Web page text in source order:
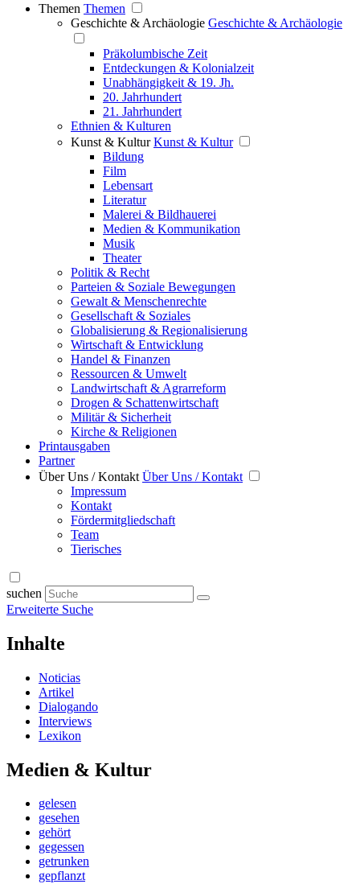
Themen Themen
Geschichte & Archäologie Geschichte & Archäologie
Präkolumbische Zeit
Entdeckungen & Kolonialzeit
Unabhängigkeit & 19. Jh.
20. Jahrhundert
21. Jahrhundert
Ethnien & Kulturen
Kunst & Kultur Kunst & Kultur
Bildung
Film
Lebensart
Literatur
Malerei & Bildhauerei
Medien & Kommunikation
Musik
Theater
Politik & Recht
Parteien & Soziale Bewegungen
Gewalt & Menschenrechte
Gesellschaft & Soziales
Globalisierung & Regionalisierung
Wirtschaft & Entwicklung
Handel & Finanzen
Ressourcen & Umwelt
Landwirtschaft & Agrarreform
Drogen & Schattenwirtschaft
Militär & Sicherheit
Kirche & Religionen
Printausgaben
Partner
Über Uns / Kontakt Über Uns / Kontakt
Impressum
Kontakt
Fördermitgliedschaft
Team
Tierisches
suchen
Erweiterte Suche
Inhalte
Noticias
Artikel
Dialogando
Interviews
Lexikon
Medien & Kultur
gelesen
gesehen
gehört
gegessen
getrunken
gepflanzt